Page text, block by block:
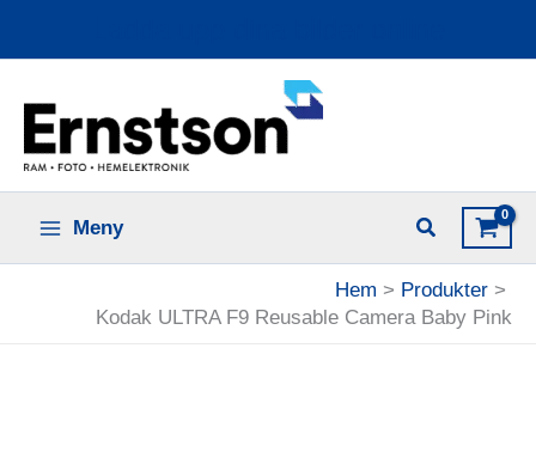
Meny
Hem
Produkter
Kodak ULTRA F9 Reusable Camera Baby Pink